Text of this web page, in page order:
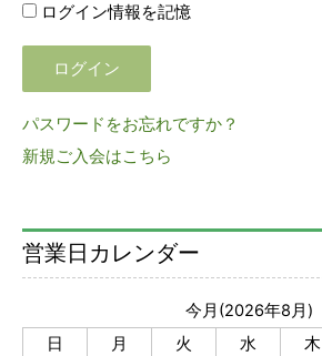
ログイン情報を記憶
パスワードをお忘れですか？
新規ご入会はこちら
営業日カレンダー
今月(2026年8月)
日
月 火 水 木